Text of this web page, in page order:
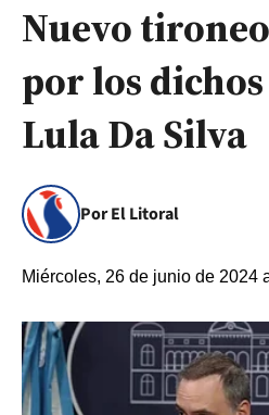
Nuevo
por los
Lula Da Silva
Por El Litoral
Miércoles, 26 de junio de 2024